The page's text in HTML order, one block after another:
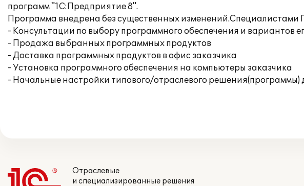
программ "1С:Предприятие 8".
Программа внедрена без существенных
- Консультации по выбору программного обеспечения и вариантов
- Продажа выбранных программных продуктов
- Доставка программных продуктов в офис заказчика
- Установка программного обеспечения на компьютеры заказчика
- Начальные настройки типового/отраслевого решения(программы)
Отраслевые
и специализированные решения